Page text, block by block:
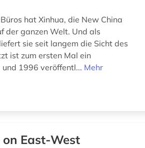
hat Xinhua, die New China
der ganzen Welt. Und als
sie seit langem die Sicht des
ist zum ersten Mal ein
1996 veröffentl... Mehr
East-West